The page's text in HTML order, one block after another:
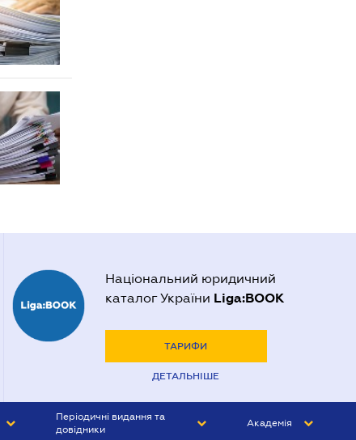
Національний юридичний
каталог України Liga:BOOK
ТАРИФИ
ДЕТАЛЬНІШЕ
Періодичні видання та
довідники
Академія